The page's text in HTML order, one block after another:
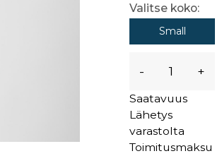
Valitse koko:
Small
- +
Saatavuus
Lähetys
varastolta
Toimitusmaksu